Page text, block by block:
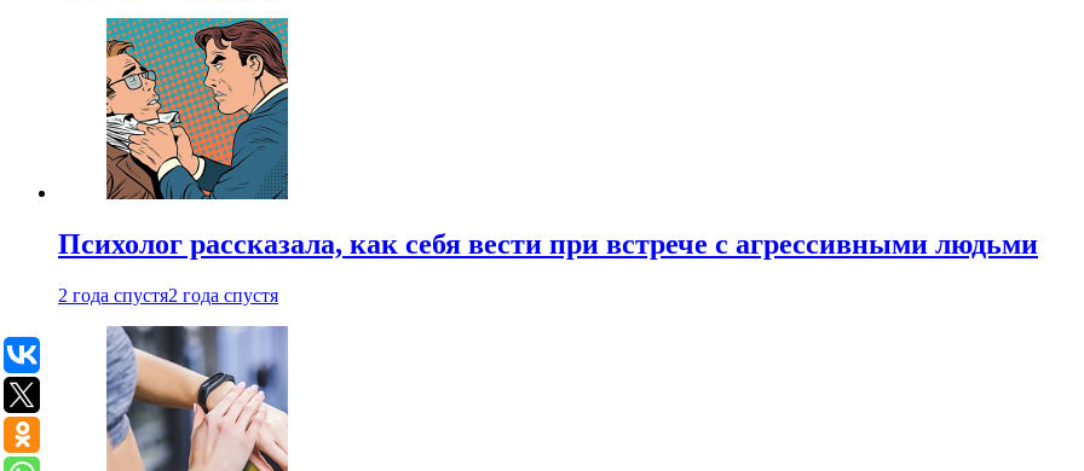
Психолог рассказала, как себя вести при встрече с агрессивными людьми
2 года спустя2 года спустя